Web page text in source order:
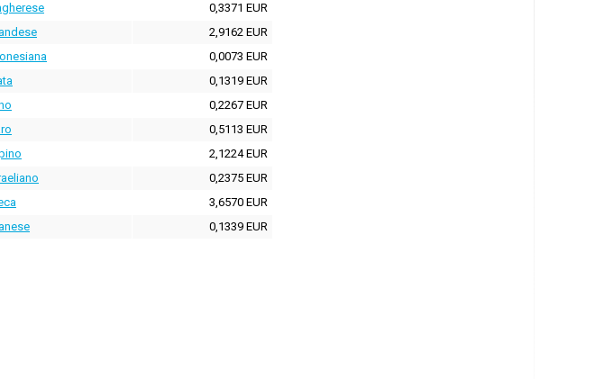
0,3371 EUR
2,9162 EUR
0,0073 EUR
0,1319 EUR
0,2267 EUR
0,5113 EUR
2,1224 EUR
0,2375 EUR
3,6570 EUR
0,1339 EUR